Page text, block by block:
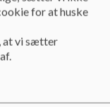
for at huske
at vi sætter